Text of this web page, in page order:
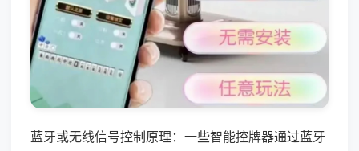
蓝牙或无线信号控制原理：一些智能控牌器通过蓝牙